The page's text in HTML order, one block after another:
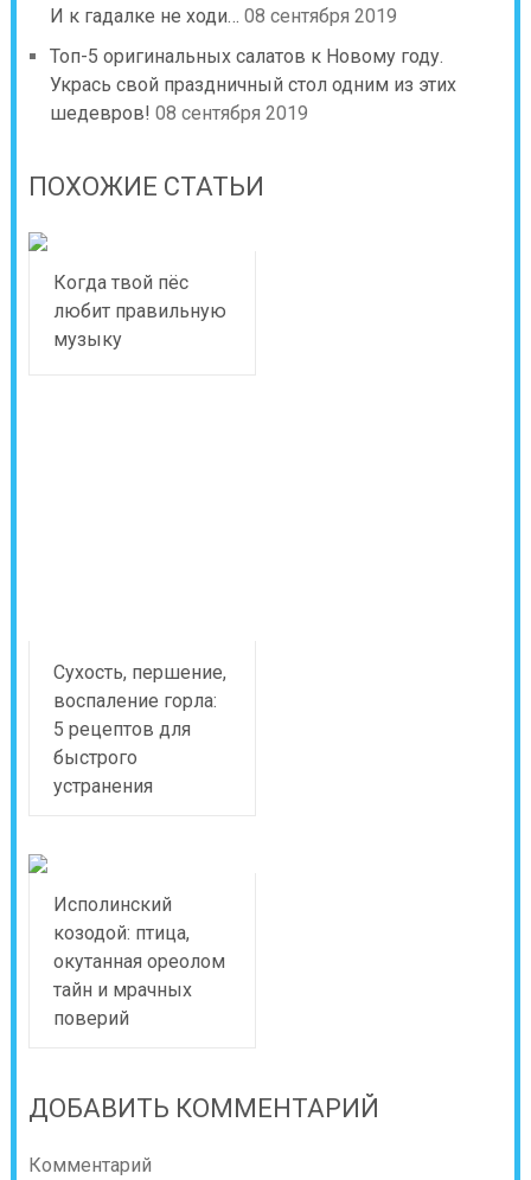
И к гадалке не ходи… 08 сентября 2019
Топ-5 оригинальных салатов к Новому году.
Укрась свой праздничный стол одним из этих
шедевров! 08 сентября 2019
ПОХОЖИЕ СТАТЬИ
Когда твой пёс
любит правильную
музыку
Сухость, першение,
воспаление горла:
5 рецептов для
быстрого
устранения
Исполинский
козодой: птица,
окутанная ореолом
тайн и мрачных
поверий
ДОБАВИТЬ КОММЕНТАРИЙ
Комментарий